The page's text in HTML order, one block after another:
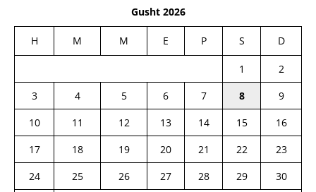
Gusht 2026
H M M E P S D
1
2
3
4 5 6 7 8
9
10
11 12 13 14 15
16
17
18 19 20 21 22
23
24
25 26 27 28 29
30